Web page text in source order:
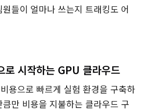
들이 얼마나 쓰는지 트래킹도 어
로 시작하는 GPU 클라우드
용으로 빠르게 실험 환경을 구축하
만 비용을 지불하는 클라우드 구